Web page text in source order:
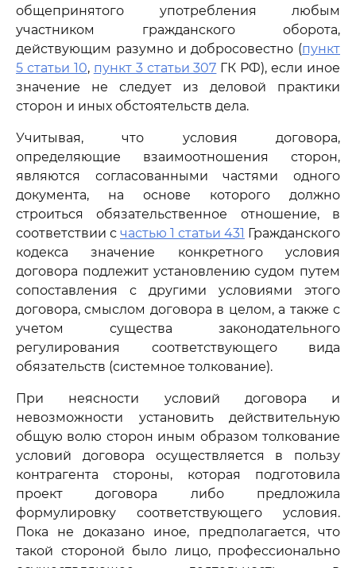
общепринятого употребления любым
участником гражданского оборота,
действующим разумно и добросовестно (пункт
5 статьи 10, пункт 3 статьи 307 ГК РФ), если иное
значение не следует из деловой практики
сторон и иных обстоятельств дела.
Учитывая, что условия договора,
определяющие взаимоотношения сторон,
являются согласованными частями одного
документа, на основе которого должно
строиться обязательственное отношение, в
соответствии с частью 1 статьи 431 Гражданского
кодекса значение конкретного условия
договора подлежит установлению судом путем
сопоставления с другими условиями этого
договора, смыслом договора в целом, а также с
учетом существа законодательного
регулирования соответствующего вида
обязательств (системное толкование).
При неясности условий договора и
невозможности установить действительную
общую волю сторон иным образом толкование
условий договора осуществляется в пользу
контрагента стороны, которая подготовила
проект договора либо предложила
формулировку соответствующего условия.
Пока не доказано иное, предполагается, что
такой стороной было лицо, профессионально